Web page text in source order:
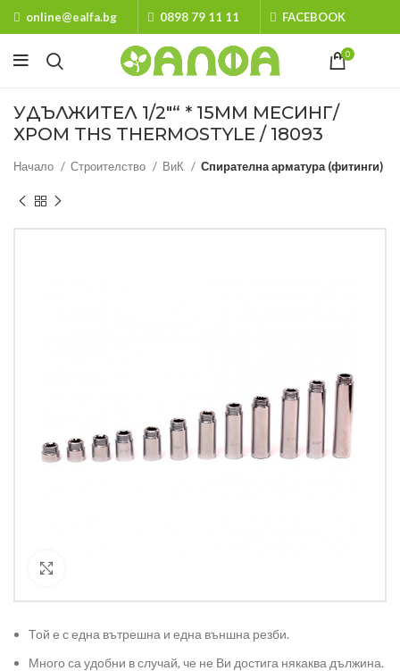
online@ealfa.bg 0898 79 11 11 FACEBOOK
0
УДЪЛЖИТЕЛ 1/2″“ * 15ММ МЕСИНГ/
ХРОМ THS THERMOSTYLE / 18093
Начало Строителство ВиК Спирателна арматура (фитинги)
Той е с една вътрешна и една външна резби.
Много са удобни в случай, че не Ви достига някаква дължина.